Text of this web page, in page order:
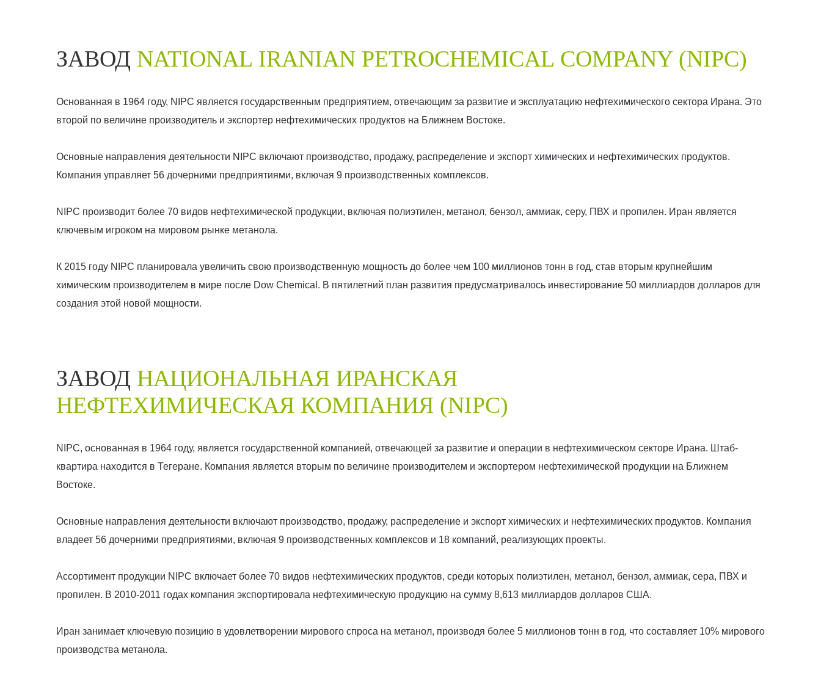
ЗАВОД NATIONAL IRANIAN PETROCHEMICAL COMPANY (NIPC)
Основанная в 1964 году, NIPC является государственным предприятием, отвечающим за развитие и эксплуатацию нефтехимического сектора Ирана. Это
второй по величине производитель и экспортер нефтехимических продуктов на Ближнем Востоке.
Основные направления деятельности NIPC включают производство, продажу, распределение и экспорт химических и нефтехимических продуктов.
Компания управляет 56 дочерними предприятиями, включая 9 производственных комплексов.
NIPC производит более 70 видов нефтехимической продукции, включая полиэтилен, метанол, бензол, аммиак, серу, ПВХ и пропилен. Иран является
ключевым игроком на мировом рынке метанола.
К 2015 году NIPC планировала увеличить свою производственную мощность до более чем 100 миллионов тонн в год, став вторым крупнейшим
химическим производителем в мире после Dow Chemical. В пятилетний план развития предусматривалось инвестирование 50 миллиардов долларов для
создания этой новой мощности.
ЗАВОД НАЦИОНАЛЬНАЯ ИРАНСКАЯ
НЕФТЕХИМИЧЕСКАЯ КОМПАНИЯ (NIPC)
NIPC, основанная в 1964 году, является государственной компанией, отвечающей за развитие и операции в нефтехимическом секторе Ирана. Штаб-
квартира находится в Тегеране. Компания является вторым по величине производителем и экспортером нефтехимической продукции на Ближнем
Востоке.
Основные направления деятельности включают производство, продажу, распределение и экспорт химических и нефтехимических продуктов. Компания
владеет 56 дочерними предприятиями, включая 9 производственных комплексов и 18 компаний, реализующих проекты.
Ассортимент продукции NIPC включает более 70 видов нефтехимических продуктов, среди которых полиэтилен, метанол, бензол, аммиак, сера, ПВХ и
пропилен. В 2010-2011 годах компания экспортировала нефтехимическую продукцию на сумму 8,613 миллиардов долларов США.
Иран занимает ключевую позицию в удовлетворении мирового спроса на метанол, производя более 5 миллионов тонн в год, что составляет 10% мирового
производства метанола.